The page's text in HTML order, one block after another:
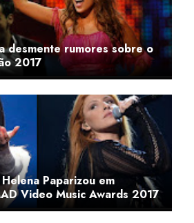
desmente rumores sobre o
2017
Paparizou em
Video Music Awards 2017